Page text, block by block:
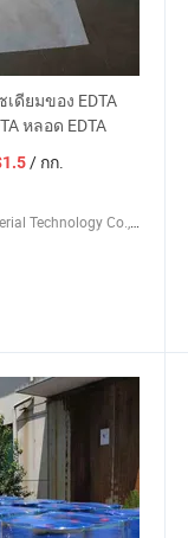
ดียมของ EDTA
หลอด EDTA
/ กก.